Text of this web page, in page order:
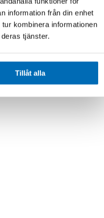
information från din enhet
kombinera informationen
tjänster.
Tillåt alla